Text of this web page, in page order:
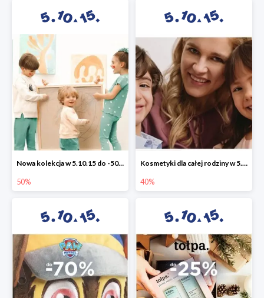
Nowa kolekcja w 5.10.15 do -50%
50%
Kosmetyki dla całej rodziny w 5.10.15 do -40%
40%